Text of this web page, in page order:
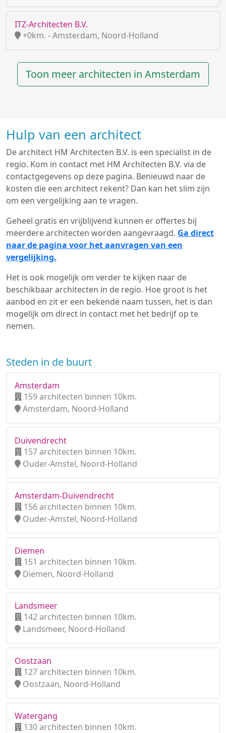
ITZ-Architecten B.V.
+0km. - Amsterdam, Noord-Holland
Toon meer architecten in Amsterdam
Hulp van een architect
De architect HM Architecten B.V. is een specialist in de
regio. Kom in contact met HM Architecten B.V. via de
contactgegevens op deze pagina. Benieuwd naar de
kosten die een architect rekent? Dan kan het slim zijn
om een vergelijking aan te vragen.
Geheel gratis en vrijblijvend kunnen er offertes bij
meerdere architecten worden aangevraagd. Ga direct
naar de pagina voor het aanvragen van een
vergelijking.
Het is ook mogelijk om verder te kijken naar de
beschikbaar architecten in de regio. Hoe groot is het
aanbod en zit er een bekende naam tussen, het is dan
mogelijk om direct in contact met het bedrijf op te
nemen.
Steden in de buurt
Amsterdam
159 architecten binnen 10km.
Amsterdam, Noord-Holland
Duivendrecht
157 architecten binnen 10km.
Ouder-Amstel, Noord-Holland
Amsterdam-Duivendrecht
156 architecten binnen 10km.
Ouder-Amstel, Noord-Holland
Diemen
151 architecten binnen 10km.
Diemen, Noord-Holland
Landsmeer
142 architecten binnen 10km.
Landsmeer, Noord-Holland
Oostzaan
127 architecten binnen 10km.
Oostzaan, Noord-Holland
Watergang
130 architecten binnen 10km.